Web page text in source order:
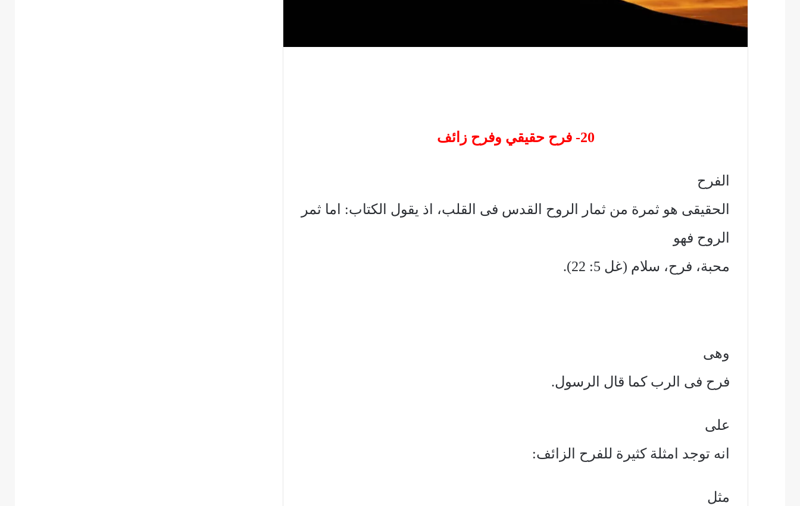
20- فرح حقيقي وفرح زائف
الفرح
الحقيقى هو ثمرة من ثمار الروح القدس فى القلب، اذ يقول الكتاب: اما ثمر
الروح فهو
محبة، فرح، سلام (غل 5: 22).
وهى
فرح فى الرب كما قال الرسول.
على
انه توجد امثلة كثيرة للفرح الزائف:
مثل